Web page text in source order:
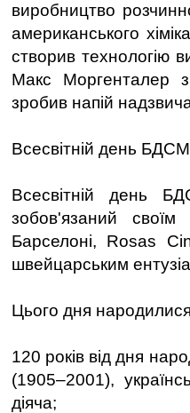
виробництво
американського
створив технологію
Макс Моргенталер
зробив напій
Всесвітній день БДСМ
Всесвітній день
зобов'язаний
Барселоні, Rosas
швейцарським
Цього дня
120 років від дня
(1905–2001),
діяча;